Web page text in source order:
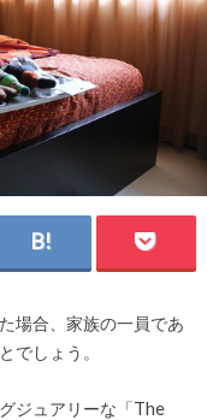
場合、家族の一員であ
でしょう。
ジュアリーな「The